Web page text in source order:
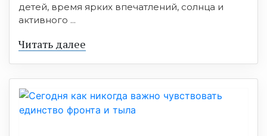
детей, время ярких впечатлений, солнца и
активного ...
Читать далее